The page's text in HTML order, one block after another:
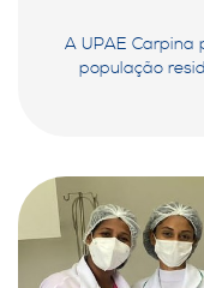
A UPAE Carpina
população